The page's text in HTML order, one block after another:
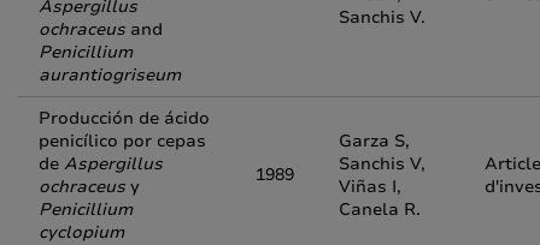
Aspergillus
ochraceus and
Penicillium
aurantiogriseum
Sanchis V.
Producción de ácido
penicílico por cepas
de Aspergillus
ochraceus y
Penicillium
cyclopium
1989
Garza S,
Sanchis V,
Viñas I,
Canela R.
Article